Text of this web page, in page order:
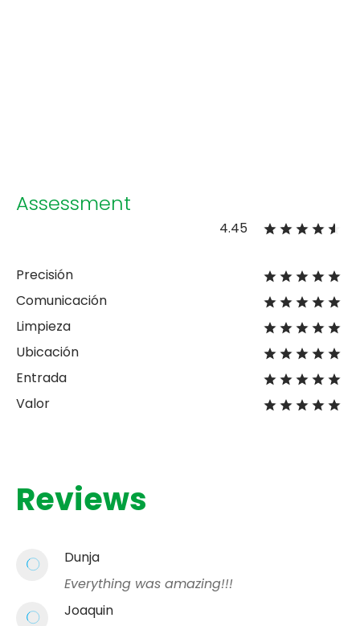
Assessment
4.45
Precisión
Comunicación
Limpieza
Ubicación
Entrada
Valor
Reviews
Dunja
Everything was amazing!!!
Joaquin